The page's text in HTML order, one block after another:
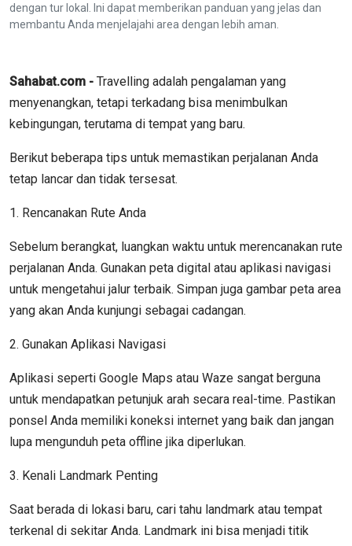
dengan tur lokal. Ini dapat memberikan panduan yang jelas dan
membantu Anda menjelajahi area dengan lebih aman.
Sahabat.com - Travelling adalah pengalaman yang
menyenangkan, tetapi terkadang bisa menimbulkan
kebingungan, terutama di tempat yang baru.
Berikut beberapa tips untuk memastikan perjalanan Anda
tetap lancar dan tidak tersesat.
1. Rencanakan Rute Anda
Sebelum berangkat, luangkan waktu untuk merencanakan rute
perjalanan Anda. Gunakan peta digital atau aplikasi navigasi
untuk mengetahui jalur terbaik. Simpan juga gambar peta area
yang akan Anda kunjungi sebagai cadangan.
2. Gunakan Aplikasi Navigasi
Aplikasi seperti Google Maps atau Waze sangat berguna
untuk mendapatkan petunjuk arah secara real-time. Pastikan
ponsel Anda memiliki koneksi internet yang baik dan jangan
lupa mengunduh peta offline jika diperlukan.
3. Kenali Landmark Penting
Saat berada di lokasi baru, cari tahu landmark atau tempat
terkenal di sekitar Anda. Landmark ini bisa menjadi titik